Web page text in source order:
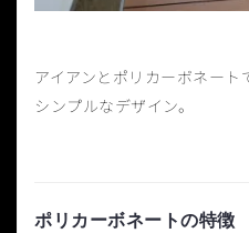
アイアンとポリカーボネート
シンプルなデザイン。
ポリカーボネートの特徴